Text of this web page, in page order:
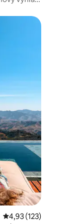
168
Priemerné
4,93 (123)